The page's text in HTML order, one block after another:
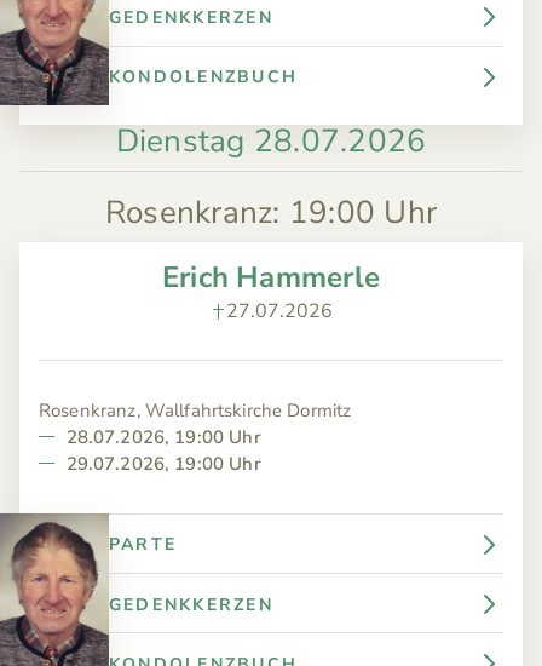
GEDENKKERZEN
KONDOLENZBUCH
Dienstag 28.07.2026
Rosenkranz: 19:00 Uhr
PARTE
GEDENKKERZEN
Erich Hammerle
27.07.2026
Rosenkranz, Wallfahrtskirche Dormitz
28.07.2026, 19:00 Uhr
29.07.2026, 19:00 Uhr